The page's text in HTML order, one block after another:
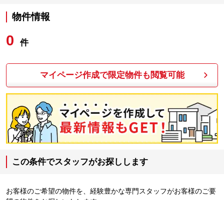
物件情報
0 件
マイページ作成で限定物件も閲覧可能
この条件でスタッフがお探しします
お客様のご希望の物件を、経験豊かな専門スタッフがお客様のご要